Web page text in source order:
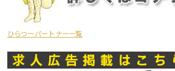
ひらつーパートナー一覧